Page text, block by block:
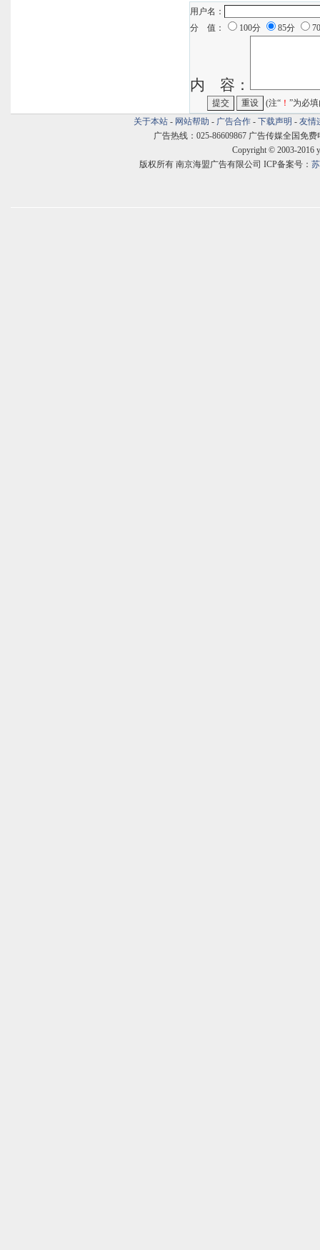
用户名：
分 值：
100分 85分
内 容：
(注“ ！ ”为必
关于本站 - 网站帮助 - 广告合作 - 下载声明 - 友情
广告热线：025-86609867 广告传媒全国免费
Copyright © 2003-2016
版权所有 南京海盟广告有限公司 ICP备案号：